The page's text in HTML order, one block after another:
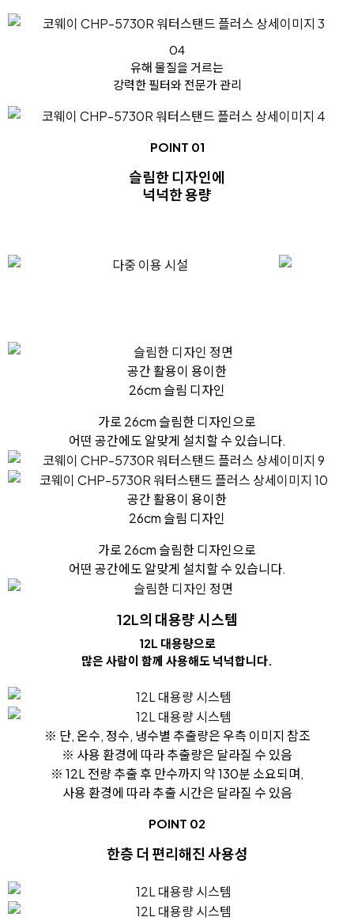
04
유해 물질을 거르는
강력한 필터와 전문가 관리
POINT 01
슬림한 디자인에
넉넉한 용량
공간 활용이 용이한
26cm 슬림 디자인
가로 26cm 슬림한 디자인으로
어떤 공간에도 알맞게 설치할 수 있습니다.
공간 활용이 용이한
26cm 슬림 디자인
가로 26cm 슬림한 디자인으로
어떤 공간에도 알맞게 설치할 수 있습니다.
12L의 대용량 시스템
12L 대용량으로
많은 사람이 함께 사용해도 넉넉합니다.
※ 단, 온수, 정수, 냉수별 추출량은 우측 이미지 참조
※ 사용 환경에 따라 추출량은 달라질 수 있음
※ 12L 전량 추출 후 만수까지 약 130분 소요되며,
사용 환경에 따라 추출 시간은 달라질 수 있음
POINT 02
한층 더 편리해진 사용성